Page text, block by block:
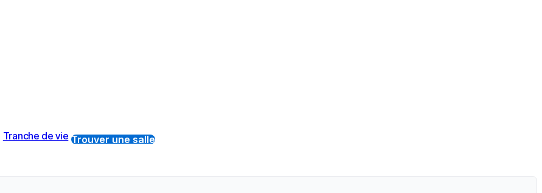
Tranche de vie Trouver une salle